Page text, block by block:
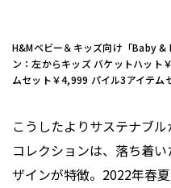
H&Mベビー＆キッズ向け「Baby
ン：左からキッズ バケットハット
ムセット￥4,999 パイル3アイテム
こうしたよりサステナブ
コレクションは、落ち着
ザインが特徴。2022年春